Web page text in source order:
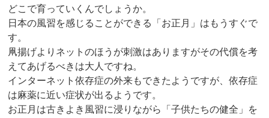
どこで育っていくんでしょうか。
日本の風習を感じることができる「お正月」はもうすぐで
す。
凧揚げよりネットのほうが刺激はありますがその代償を考
えてあげるべきは大人ですね。
インターネット依存症の外来もできたようですが、依存症
は麻薬に近い症状が出るようです。
お正月は古きよき風習に浸りながら「子供たちの健全」を